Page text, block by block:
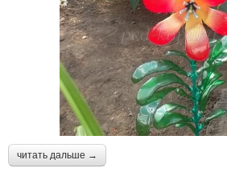
читать дальше →